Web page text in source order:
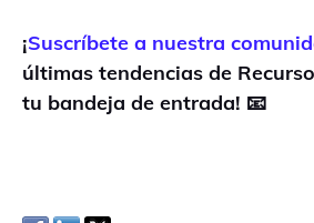
¡Suscríbete a nuestra
últimas tendencias de
tu bandeja de entrada! 📧